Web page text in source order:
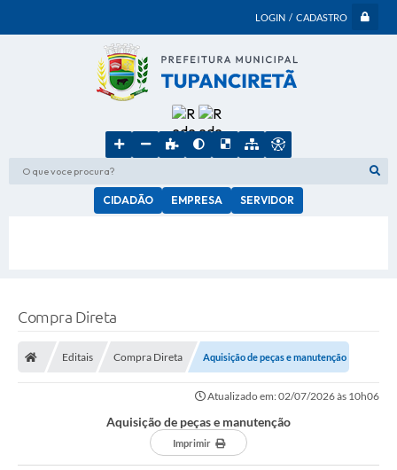
LOGIN / CADASTRO
O que voce procura?
CIDADÃO EMPRESA SERVIDOR
Compra Direta
Editais Compra Direta Aquisição de peças e manutenção
Atualizado em: 02/07/2026 às 10h06
Aquisição de peças e manutenção
Imprimir